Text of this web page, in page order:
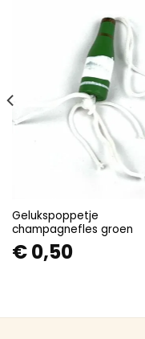
Gelukspoppetje
champagnefles groen
€0,50